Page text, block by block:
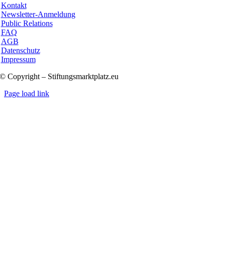
Kontakt
Newsletter-Anmeldung
Public Relations
FAQ
AGB
Datenschutz
Impressum
© Copyright – Stiftungsmarktplatz.eu
Page load link